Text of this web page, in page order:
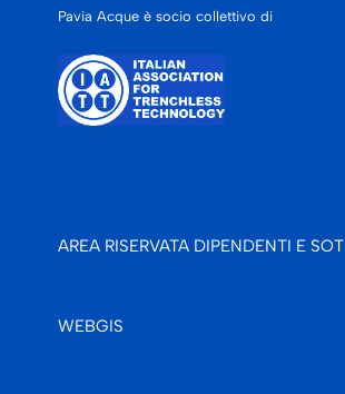
Pavia Acque è socio collettivo di
AREA RISERVATA DIPENDENTI E SOT
WEBGIS